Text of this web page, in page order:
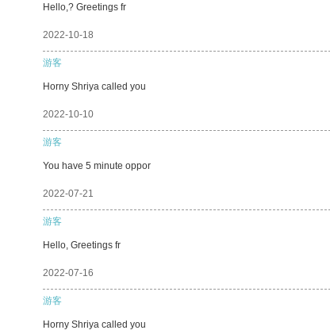
Hello,? Greetings fr
2022-10-18
游客
Horny Shriya called you
2022-10-10
游客
You have 5 minute oppor
2022-07-21
游客
Hello, Greetings fr
2022-07-16
游客
Horny Shriya called you